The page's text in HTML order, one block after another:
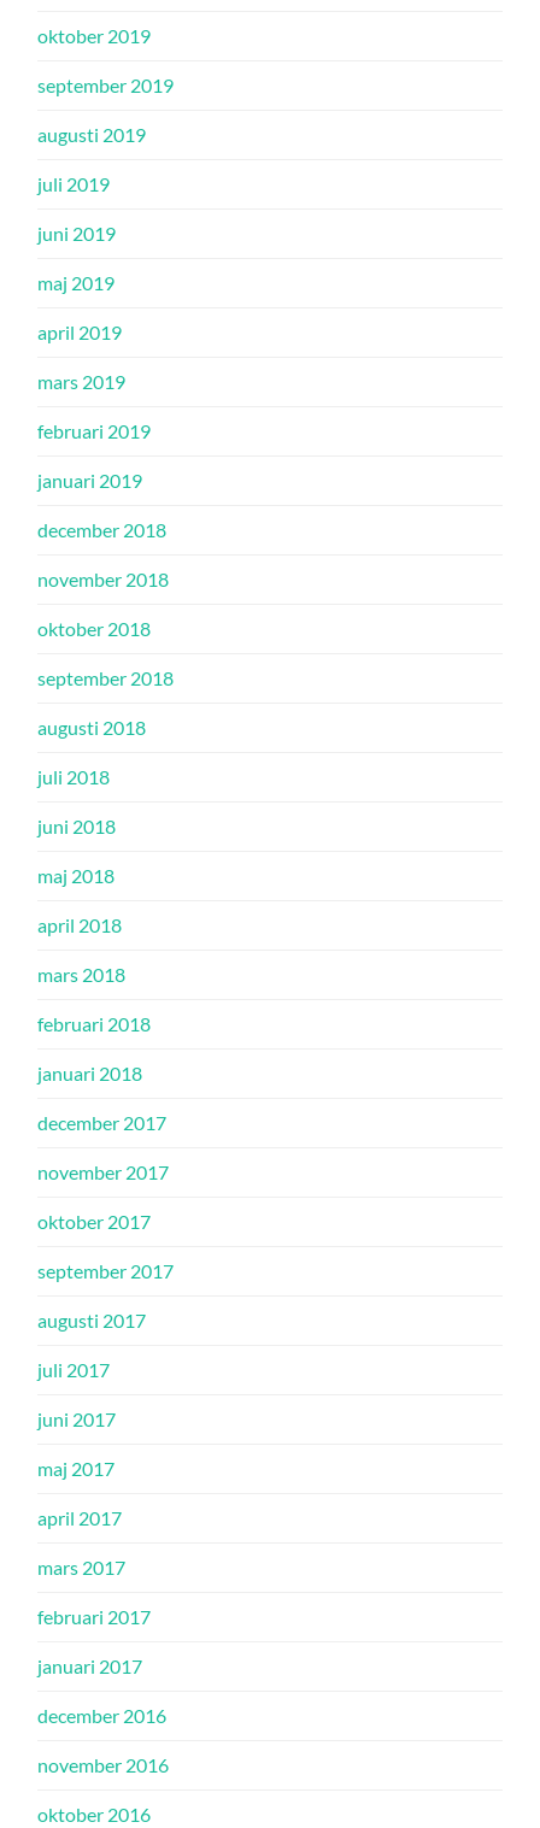
oktober 2019
september 2019
augusti 2019
juli 2019
juni 2019
maj 2019
april 2019
mars 2019
februari 2019
januari 2019
december 2018
november 2018
oktober 2018
september 2018
augusti 2018
juli 2018
juni 2018
maj 2018
april 2018
mars 2018
februari 2018
januari 2018
december 2017
november 2017
oktober 2017
september 2017
augusti 2017
juli 2017
juni 2017
maj 2017
april 2017
mars 2017
februari 2017
januari 2017
december 2016
november 2016
oktober 2016